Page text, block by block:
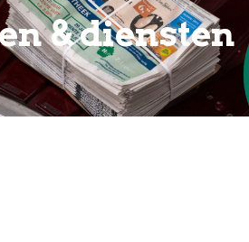
& diensten